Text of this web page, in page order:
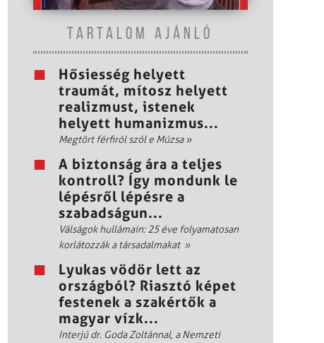
TARTALOM AJÁNLÓ
Hősiesség helyett
traumát, mítosz helyett
realizmust, istenek
helyett humanizmus...
Megtört férfiról szól e Múzsa»
A biztonság ára a teljes
kontroll? Így mondunk le
lépésről lépésre a
szabadságun...
Válságok hullámain: 25 éve folyamatosan
korlátozzák a társadalmakat »
Lyukas vödör lett az
országból? Riasztó képet
festenek a szakértők a
magyar vízk...
Interjú dr. Goda Zoltánnal, a Nemzeti